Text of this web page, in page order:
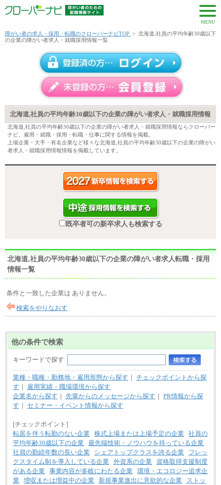
MENU
障がい者の求人・採用・転職のクローバーナビTOP > 北海道,社員の平均年齢30歳以下
の企業の障がい者求人・就職採用情報一覧
北海道,社員の平均年齢30歳以下の企業の障がい者求人・就職採用情報
北海道,社員の平均年齢30歳以下の企業の障がい者求人・就職採用情報ならクローバー
ナビ。雇用・就職・採用・転職・仕事に関する情報を掲載。
上場企業・大手・有名企業など様々な北海道,社員の平均年齢30歳以下の企業の障がい
者求人・就職採用情報情報を掲載しています。
既卒者可の新卒求人も検索する
北海道,社員の平均年齢30歳以下の企業の障がい者求人転職・採用
情報一覧
条件と一致した企業は ありません。
検索をやりなおす
他の条件で検索
キーワードで探す
業種・職種・勤務地・雇用形態から探す ｜ チェックポイントから探
す ｜
雇用実績・職場環境から探す
企業名から探す ｜ 先輩からのメッセージから探す ｜ PR情報から探
す ｜ セミナー・イベント情報から探す
[チェックポイント]
転居を伴う転勤のない企業 株式上場または上場予定の企業 社員の
平均年齢30歳以下の企業 最先端技術・ノウハウを持っている企業
社員の勤続年数の長い企業
シェアトップクラスを誇る企業
フレッ
クスタイム制を導入している企業 外資系の企業
資格取得支援制度
がある企業 事業内容が多岐にわたる企業 環境・エコロジー追求企
業 増収または増益中の企業 新規事業進出に意欲的な企業
ストッ